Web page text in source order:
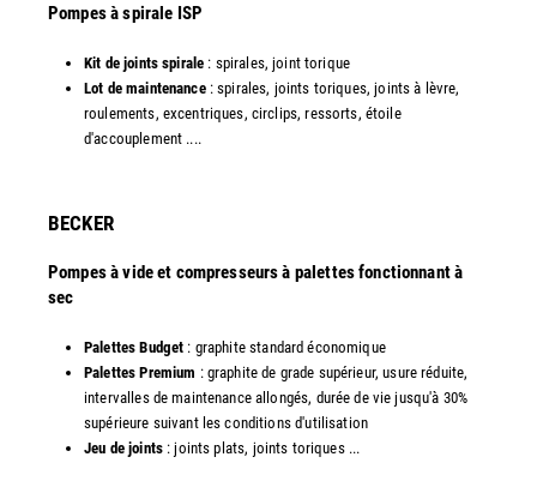
Pompes à spirale ISP
Kit de joints spirale : spirales, joint torique
Lot de maintenance: spirales, joints toriques, joints à lèvre,
roulements, excentriques, circlips, ressorts, étoile
d'accouplement ....
​BECKER
Pompes à vide et compresseurs à palettes fonctionnant à
sec
Palettes Budget : graphite standard économique
Palettes Premium : graphite de grade supérieur, usure réduite,
intervalles de maintenance allongés, durée de vie jusqu'à 30%
supérieure suivant les conditions d'utilisation
Jeu de joints: joints plats, joints toriques ...